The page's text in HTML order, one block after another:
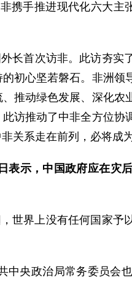
手推进现代化六大主
长首次访非。此访夯
初心坚若磐石。非洲
推动绿色发展、深化
访推动了中非全方位协
关系走在前列，必将成
示，中国政府应在灾
世界上没有任何国家
央政治局常务委员会